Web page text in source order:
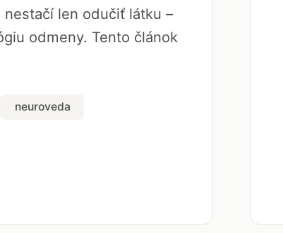
len odučiť látku –
odmeny. Tento článok
neuroveda